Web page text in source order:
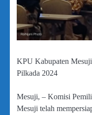
KPU Kabupaten
Pilkada 2024
Mesuji, – Komisi
Mesuji telah